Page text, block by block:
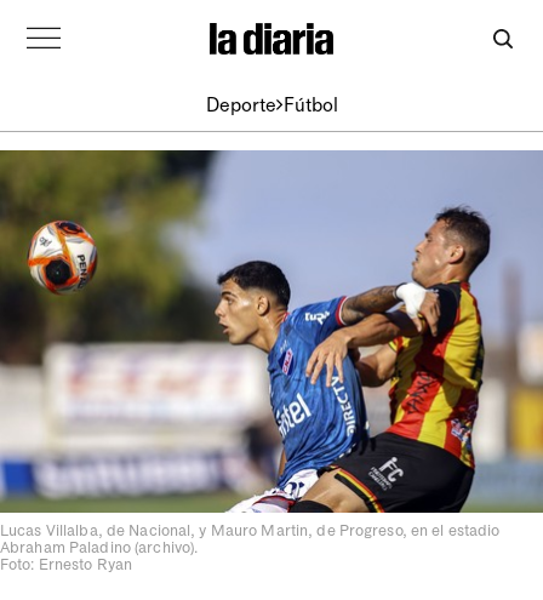
Deporte Fútbol
Lucas Villalba, de Nacional, y Mauro Martin, de Progreso, en el estadio
Abraham Paladino (archivo).
Foto: Ernesto Ryan